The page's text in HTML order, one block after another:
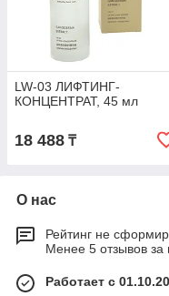
LW-03 ЛИФТИНГ-
КОНЦЕНТРАТ, 45 мл
18 488 ₸
О нас
Рейтинг не
Менее 5 отзывов за
Работает с